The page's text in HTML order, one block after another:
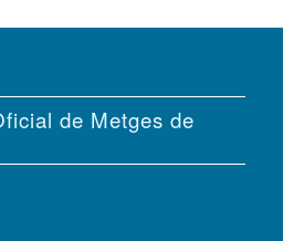
de Metges de